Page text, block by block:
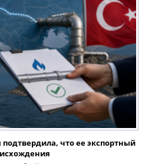
подтвердила, что ее экспортный